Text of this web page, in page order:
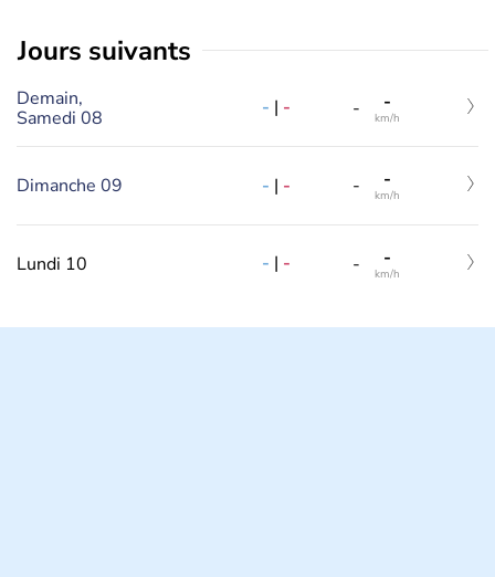
jours suivants
Demain,
Samedi 08
- | - - -
km/h
Dimanche 09 - | - - -
km/h
Lundi 10 - | - - -
km/h